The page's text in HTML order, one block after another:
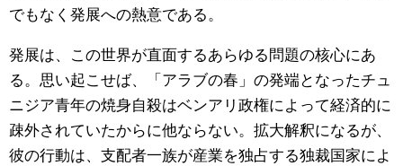
でもなく発展への熱意である。
発展は、この世界が直面するあらゆる問題の核心にあ
る。思い起こせば、「アラブの春」の発端となったチュ
ニジア青年の焼身自殺はベンアリ政権によって経済的に
疎外されていたからに他ならない。拡大解釈になるが、
彼の行動は、支配者一族が産業を独占する独裁国家によ